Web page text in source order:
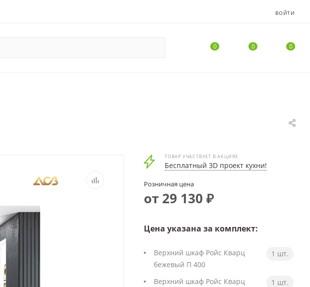
ВОЙТИ
0 0 0
ТОВАР УЧАСТВУЕТ В АКЦИЯХ
Бесплатный 3D проект кухни!
Розничная цена
от 29 130 ₽
Цена указана за комплект:
Верхний шкаф Ройс Кварц
бежевый П 400
1 шт.
Верхний шкаф Ройс Кварц
1 шт.